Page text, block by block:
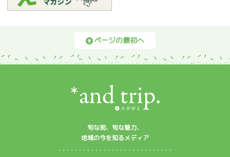
ページの最初へ
旬な街、旬な魅力、
地域の今を知るメディア